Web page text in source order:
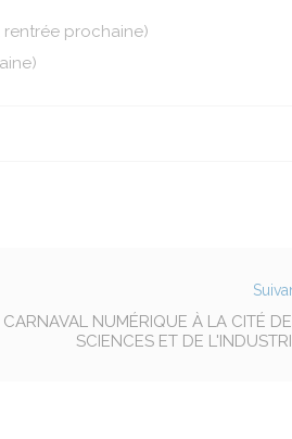
prochaine)
CARNAVAL NUMÉRIQUE À LA CITÉ
SCIENCES ET DE